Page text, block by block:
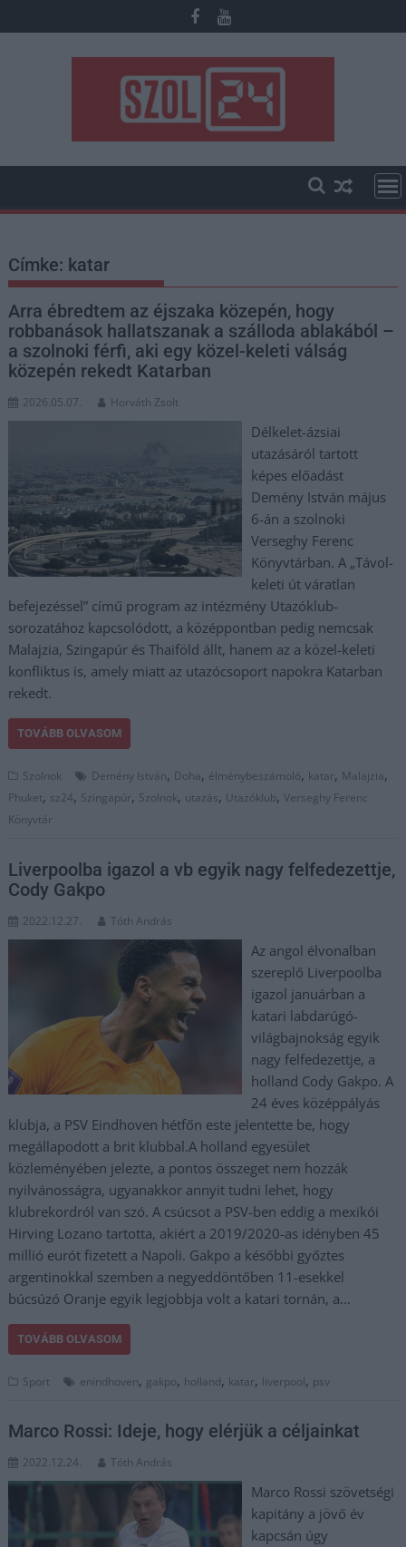
to
Címke: katar
Arra ébredtem az éjszaka közepén, hogy
robbanások hallatszanak a szálloda ablakából –
a szolnoki férfi, aki egy közel-keleti válság
közepén rekedt Katarban
2026.05.07. Horváth Zsolt
Délkelet-ázsiai
utazásáról tartott
képes előadást
Demény István május
6-án a szolnoki
Verseghy Ferenc
Könyvtárban. A „Távol-
keleti út váratlan
befejezéssel” című program az intézmény Utazóklub-
sorozatához kapcsolódott, a középpontban pedig nemcsak
Malajzia, Szingapúr és Thaiföld állt, hanem az a közel-keleti
konfliktus is, amely miatt az utazócsoport napokra Katarban
rekedt.
TOVÁBB OLVASOM
Szolnok Demény István, Doha, élménybeszámoló, katar, Malajzia,
Phuket, sz24, Szingapúr, Szolnok, utazás, Utazóklub,Verseghy Ferenc
Könyvtár
Liverpoolba igazol a vb egyik nagy felfedezettje,
Cody Gakpo
2022.12.27. Tóth András
Az angol élvonalban
szereplő Liverpoolba
igazol januárban a
katari labdarúgó-
világbajnokság egyik
nagy felfedezettje, a
holland Cody Gakpo. A
24 éves középpályás
klubja, a PSV Eindhoven hétfőn este jelentette be, hogy
megállapodott a brit klubbal.A holland egyesület
közleményében jelezte, a pontos összeget nem hozzák
nyilvánosságra, ugyanakkor annyit tudni lehet, hogy
klubrekordról van szó. A csúcsot a PSV-ben eddig a mexikói
Hirving Lozano tartotta, akiért a 2019/2020-as idényben 45
millió eurót fizetett a Napoli. Gakpo a későbbi győztes
argentinokkal szemben a negyeddöntőben 11-esekkel
búcsúzó Oranje egyik legjobbja volt a katari tornán, a…
TOVÁBB OLVASOM
Sport enindhoven, gakpo, holland, katar, liverpool, psv
Marco Rossi: Ideje, hogy elérjük a céljainkat
2022.12.24. Tóth András
Marco Rossi szövetségi
kapitány a jövő év
kapcsán úgy